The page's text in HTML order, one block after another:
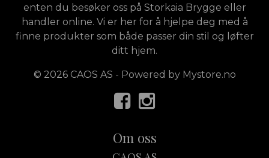
enten du besøker oss på Storkaia Brygge eller
handler online. Vi er her for å hjelpe deg med å
finne produkter som både passer din stil og løfter
ditt hjem.
© 2026 CAOS AS - Powered by Mystore.no
Om oss